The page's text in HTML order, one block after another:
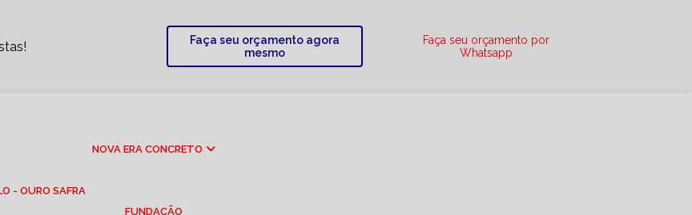
Faça seu orçamento agora
mesmo
Faça seu orçamento por
Whatsapp
NOVA ERA CONCRETO
- OURO SAFRA
FUNDAÇÃO